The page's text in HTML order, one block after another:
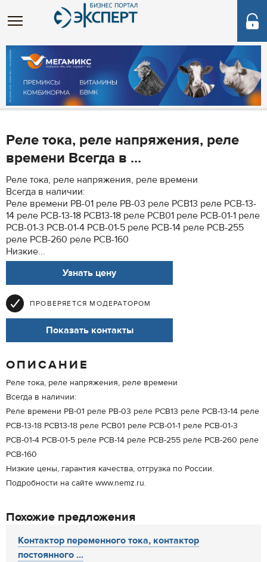
Реле тока, реле напряжения, реле
времени Всегда в ...
Реле тока, реле напряжения, реле времени
Всегда в наличии:
Реле времени РВ-01 реле РВ-03 реле РСВ13 реле РСВ-13-
14 реле РСВ-13-18 РСВ13-18 реле РСВ01 реле РСВ-01-1 реле
РСВ-01-3 РСВ-01-4 РСВ-01-5 реле РСВ-14 реле РСВ-255
реле РСВ-260 реле РСВ-160
Низкие...
Узнать цену
ПРОВЕРЯЕТСЯ МОДЕРАТОРОМ
Показать контакты
ОПИСАНИЕ
Реле тока, реле напряжения, реле времени
Всегда в наличии:
Реле времени РВ-01 реле РВ-03 реле РСВ13 реле РСВ-13-14 реле
РСВ-13-18 РСВ13-18 реле РСВ01 реле РСВ-01-1 реле РСВ-01-3
РСВ-01-4 РСВ-01-5 реле РСВ-14 реле РСВ-255 реле РСВ-260 реле
РСВ-160
Низкие цены, гарантия качества, отгрузка по России.
Подробности на сайте www.nemz.ru.
Похожие предложения
Контактор переменного тока, контактор
постоянного ...